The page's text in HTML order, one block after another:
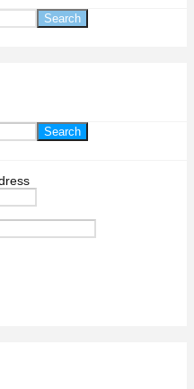
Search
Search